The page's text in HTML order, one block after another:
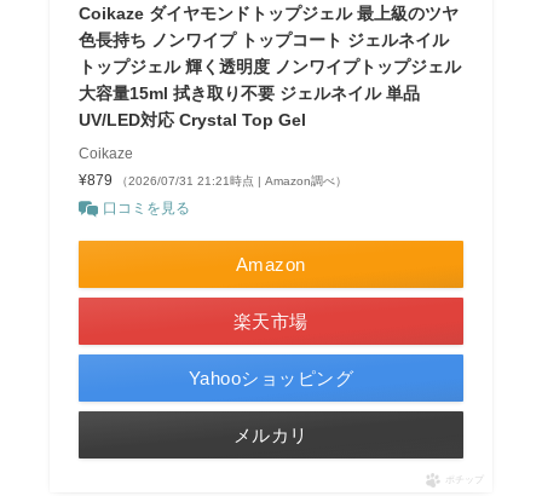
Coikaze ダイヤモンドトップジェル 最上級のツヤ
色長持ち ノンワイプ トップコート ジェルネイル
トップジェル 輝く透明度 ノンワイプトップジェル
大容量15ml 拭き取り不要 ジェルネイル 単品
UV/LED対応 Crystal Top Gel
Coikaze
¥879
（2026/07/31 21:21時点 | Amazon調べ）
口コミを見る
Amazon
楽天市場
Yahooショッピング
メルカリ
ポチップ